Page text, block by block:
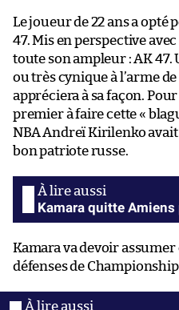
Le joueur de 22 ans a
47. Mis en perspective
toute son ampleur : AK
ou très cynique à l’arme
appréciera à sa façon.
premier à faire cette «
NBA Andreï Kirilenko
bon patriote russe.
Kamara quitte Amiens
Kamara va devoir
défenses de